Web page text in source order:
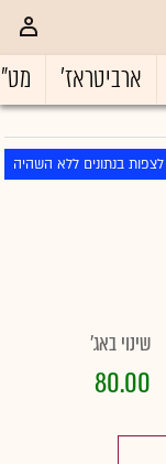
ארביטראז'
לצפות בנתונים ללא השהיה
שינוי באג'
80.00